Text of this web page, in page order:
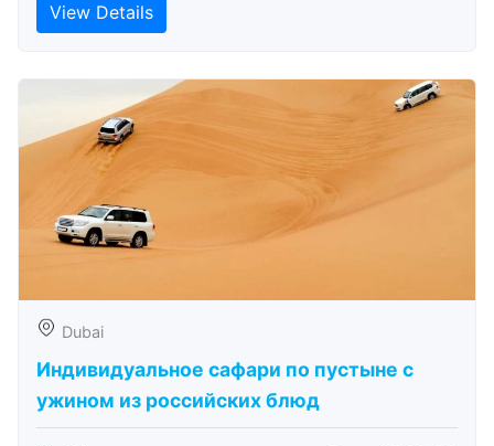
View Details
Dubai
Индивидуальное сафари по пустыне с
ужином из российских блюд